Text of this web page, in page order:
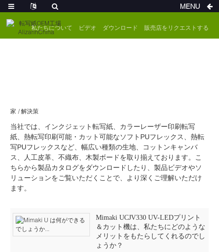
私たちについて ビデオ ダウンロード 販売店をリクエストする
家 解決策
当社では、インクジェット転写紙、カラーレーザー印刷転写
紙、熱転写印刷可能・カット可能なソフトPUフレックス、熱転
写PUフレックスなど、幅広い種類の生地、コットンキャンバ
ス、人工皮革、不織布、木製ボードを取り揃えております。こ
ちらから製品カタログをダウンロードしたり、製品ビデオやソ
リューションをご覧いただくことで、より深くご理解いただけ
ます。
Mimaki UCJV330 UV-LEDプリント
＆カット機は、私たちにどのような
メリットをもたらしてくれるのでし
ょうか？
MENU